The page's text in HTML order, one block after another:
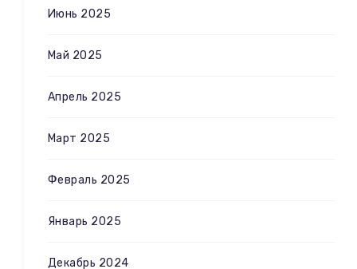
Июнь 2025
Май 2025
Апрель 2025
Март 2025
Февраль 2025
Январь 2025
Декабрь 2024